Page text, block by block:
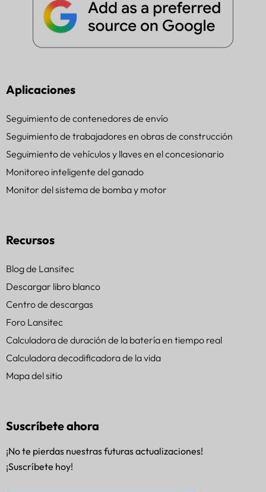
Aplicaciones
Seguimiento de contenedores de envío
Seguimiento de trabajadores en obras de construcción
Seguimiento de vehículos y llaves en el concesionario
Monitoreo inteligente del ganado
Monitor del sistema de bomba y motor
Recursos
Blog de Lansitec
Descargar libro blanco
Centro de descargas
Foro Lansitec
Calculadora de duración de la batería en tiempo real
Calculadora decodificadora de la vida
Mapa del sitio
Suscríbete ahora
¡No te pierdas nuestras futuras actualizaciones!
¡Suscríbete hoy!